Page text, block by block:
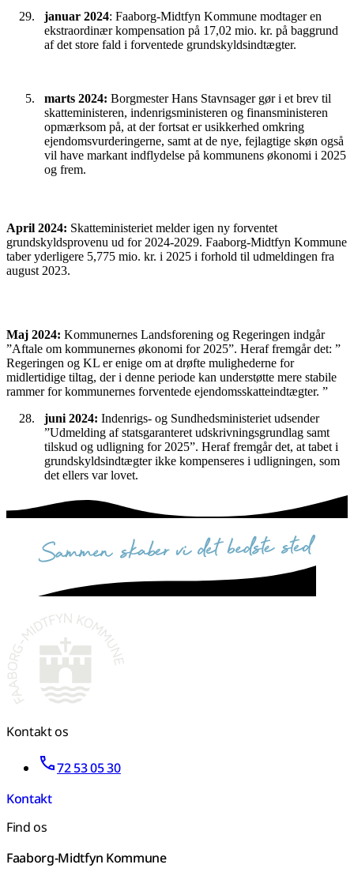
januar 2024: Faaborg-Midtfyn Kommune modtager en
ekstraordinær kompensation på 17,02 mio. kr. på baggrund
af det store fald i forventede grundskyldsindtægter.
marts 2024: Borgmester Hans Stavnsager gør i et brev til
skatteministeren, indenrigsministeren og finansministeren
opmærksom på, at der fortsat er usikkerhed omkring
ejendomsvurderingerne, samt at de nye, fejlagtige skøn også
vil have markant indflydelse på kommunens økonomi i 2025
og frem.
April 2024: Skatteministeriet melder igen ny forventet
grundskyldsprovenu ud for 2024-2029. Faaborg-Midtfyn Kommune
taber yderligere 5,775 mio. kr. i 2025 i forhold til udmeldingen fra
august 2023.
Maj 2024: Kommunernes Landsforening og Regeringen indgår
”Aftale om kommunernes økonomi for 2025”. Heraf fremgår det: ”
Regeringen og KL er enige om at drøfte mulighederne for
midlertidige tiltag, der i denne periode kan understøtte mere stabile
rammer for kommunernes forventede ejendomsskatteindtægter. ”
juni 2024: Indenrigs- og Sundhedsministeriet udsender
”Udmelding af statsgaranteret udskrivningsgrundlag samt
tilskud og udligning for 2025”. Heraf fremgår det, at tabet i
grundskyldsindtægter ikke kompenseres i udligningen, som
det ellers var lovet.
sammen skaber vi det bedste sted
Kontakt os
72 53 05 30
Kontakt
Find os
Faaborg-Midtfyn Kommune